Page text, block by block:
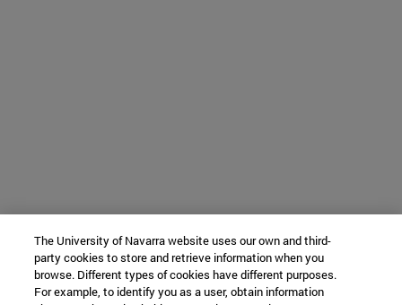
The University of Navarra website uses our own and third-
party cookies to store and retrieve information when you
browse. Different types of cookies have different purposes.
For example, to identify you as a user, obtain information